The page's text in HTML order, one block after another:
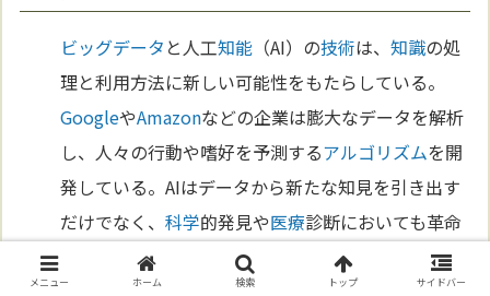
ビッグデータ と人工知能 （AI）の技術は、知識の処
理と利用方法に新しい可能性をもたらしている。
GoogleやAmazonなどの企業は膨大なデータを解析
し、人々の行動や嗜好を予測するアルゴリズムを開
発している。AIはデータから新たな知見を引き出す
だけでなく、科学的発見や医療診断においても革命
を起こしている。AIが作り出す
知識の形態は、これ
メニュー ホーム 検索 トップ サイドバー